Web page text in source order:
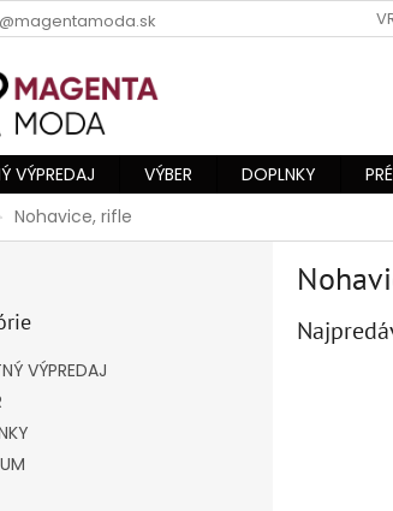
VÝPREDAJ VÝBER DOPLNKY
Nohavice, rifle
VÝPREDAJ